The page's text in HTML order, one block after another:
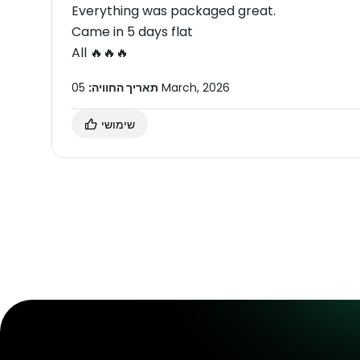
Everything was packaged great.
Came in 5 days flat
All 🔥🔥🔥
תאריך החוויה: 05 March, 2026
שימושי